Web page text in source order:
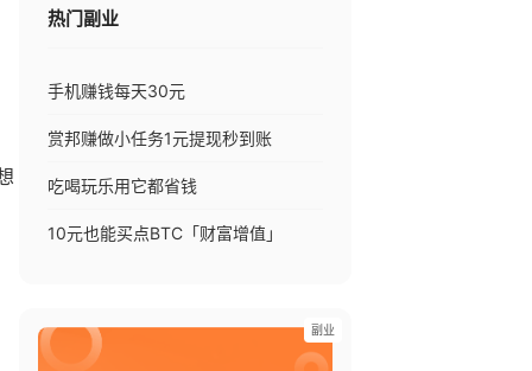
热门副业
手机赚钱每天30元
赏邦赚做小任务1元提现秒到账
吃喝玩乐用它都省钱
10元也能买点BTC「财富增值」
副业